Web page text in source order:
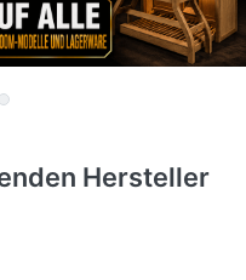
Hersteller